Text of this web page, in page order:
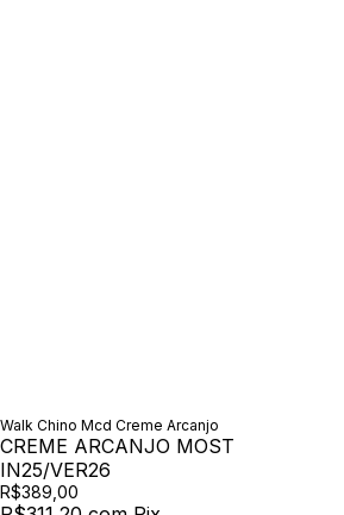
Walk Chino Mcd Creme Arcanjo
CREME ARCANJO MOST
IN25/VER26
R$389,00